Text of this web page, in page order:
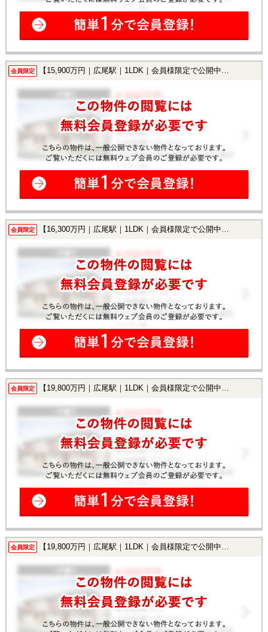
会員限定 【15,900万円｜広尾駅｜1LDK｜会員様限定で公開中！】
会員限定 【16,300万円｜広尾駅｜1LDK｜会員様限定で公開中！】
会員限定 【19,800万円｜広尾駅｜1LDK｜会員様限定で公開中！】
会員限定 【19,800万円｜広尾駅｜1LDK｜会員様限定で公開中！】